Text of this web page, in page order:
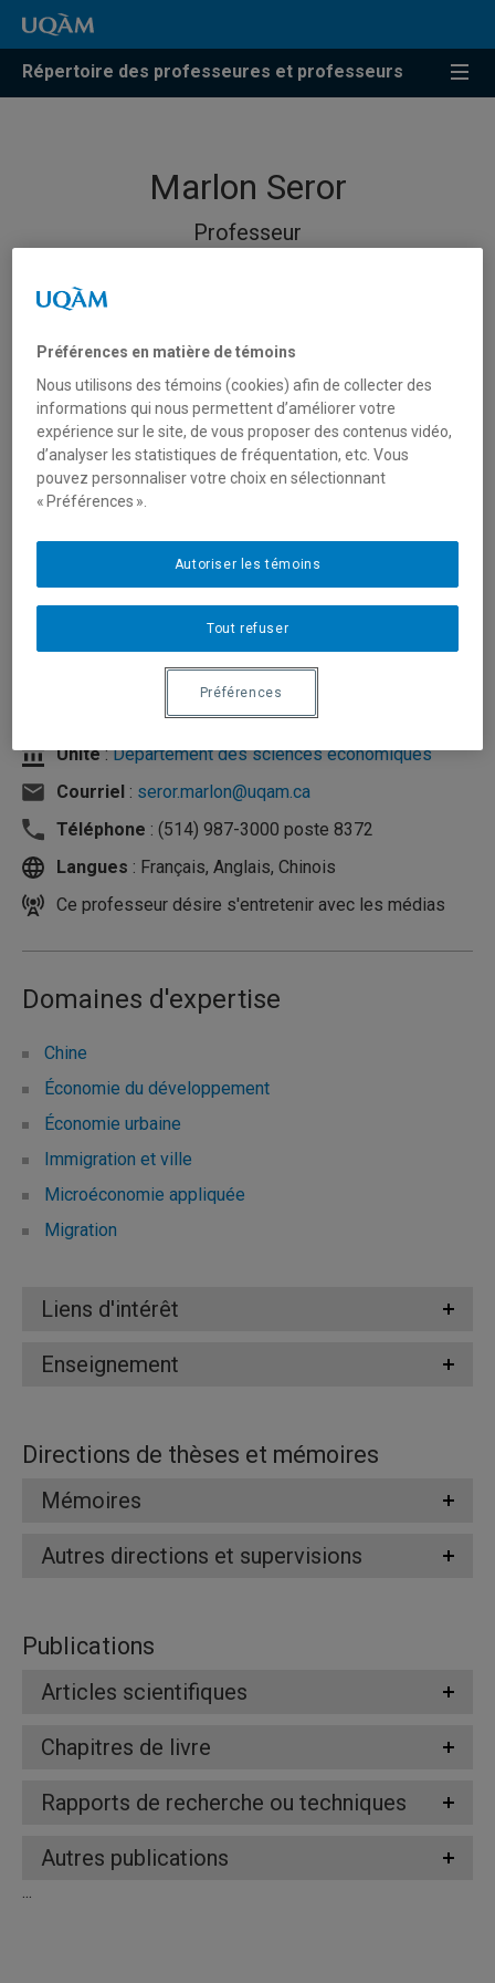
Répertoire des professeures et professeurs
Marlon Seror
Professeur
Unité:Département des sciences économiques
Courriel : seror.marlon@uqam.ca
Téléphone : (514) 987-3000 poste 8372
Langues : Français, Anglais, Chinois
Ce professeur désire s'entretenir avec les médias
Domaines d'expertise
Chine
Économie du développement
Économie urbaine
Immigration et ville
Microéconomie appliquée
Migration
Liens d'intérêt
Enseignement
Directions de thèses et mémoires
Mémoires
Autres directions et supervisions
Publications
Articles scientifiques
Chapitres de livre
Rapports de recherche ou techniques
Autres publications
...
Préférences en matière de témoins
Nous utilisons des témoins (cookies) afin de collecter des
informations qui nous permettent d’améliorer votre
expérience sur le site, de vous proposer des contenus vidéo,
d’analyser les statistiques de fréquentation, etc. Vous
pouvez personnaliser votre choix en sélectionnant
« Préférences ».
Tout refuser
Autoriser les témoins
Préférences